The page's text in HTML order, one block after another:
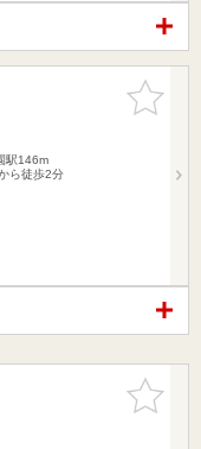
お気に入
りに追加
駅146m
ら徒歩2分
お気に入
りに追加